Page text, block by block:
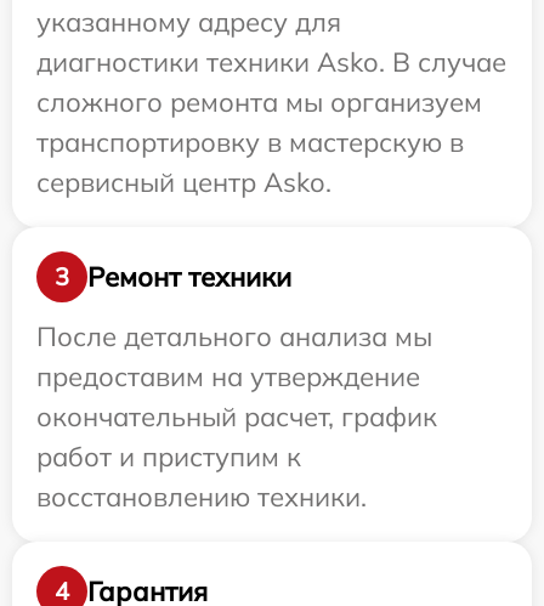
указанному адресу для
диагностики техники Asko. В случае
сложного ремонта мы организуем
транспортировку в мастерскую в
сервисный центр Asko.
3
Ремонт техники
После детального анализа мы
предоставим на утверждение
окончательный расчет, график
работ и приступим к
восстановлению техники.
4
Гарантия